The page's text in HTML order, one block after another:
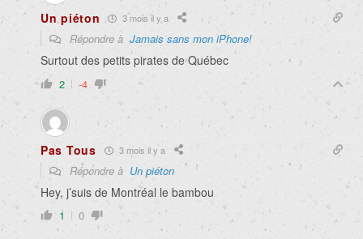
Un piéton 3 mois il y a
Répondre à Jamais sans mon iPhone!
Surtout des petits pirates de Québec
2 -4
Pas Tous 3 mois il y a
Répondre à Un piéton
Hey, j’suis de Montréal le bambou
1 0